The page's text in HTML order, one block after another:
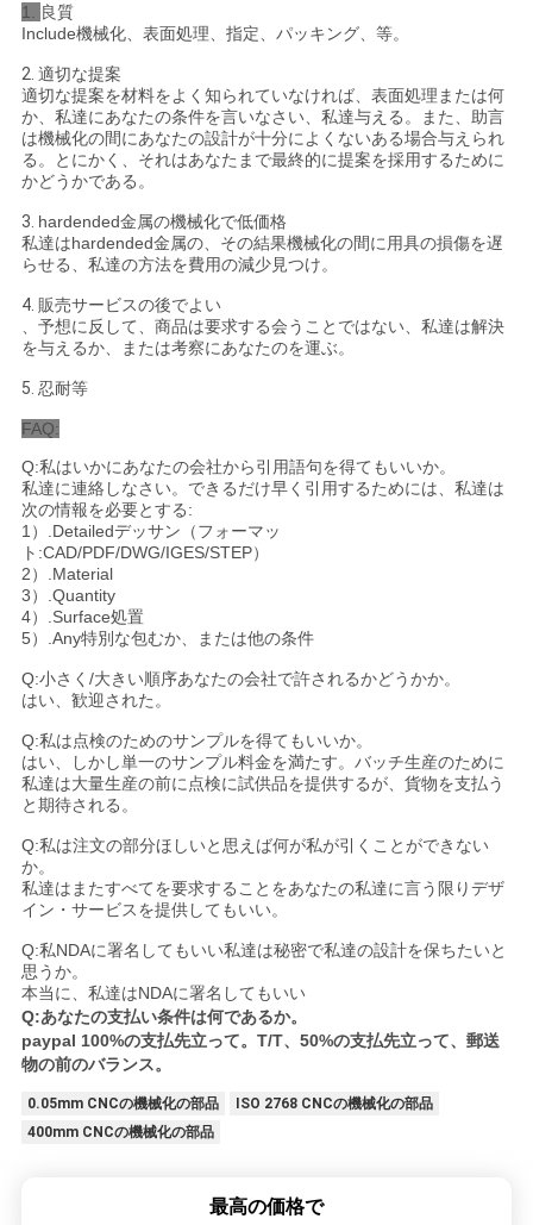
1.
良質
Include機械化、表面処理、指定、パッキング、等。
2. 適切な提案
適切な提案を材料をよく知られていなければ、表面処理または何
か、私達にあなたの条件を言いなさい、私達与える。また、助言
は機械化の間にあなたの設計が十分によくないある場合与えられ
る。とにかく、それはあなたまで最終的に提案を採用するために
かどうかである。
3. hardended金属の機械化で低価格
私達はhardended金属の、その結果機械化の間に用具の損傷を遅
らせる、私達の方法を費用の減少見つけ。
4. 販売サービスの後でよい
、予想に反して、商品は要求する会うことではない、私達は解決
を与えるか、または考察にあなたのを運ぶ。
5. 忍耐等
FAQ:
Q:私はいかにあなたの会社から引用語句を得てもいいか。
私達に連絡しなさい。できるだけ早く引用するためには、私達は
次の情報を必要とする:
1）.Detailedデッサン（フォーマッ
ト:CAD/PDF/DWG/IGES/STEP）
2）.Material
3）.Quantity
4）.Surface処置
5）.Any特別な包むか、または他の条件
Q:小さく/大きい順序あなたの会社で許されるかどうかか。
はい、歓迎された。
Q:私は点検のためのサンプルを得てもいいか。
はい、しかし単一のサンプル料金を満たす。バッチ生産のために
私達は大量生産の前に点検に試供品を提供するが、貨物を支払う
と期待される。
Q:私は注文の部分ほしいと思えば何が私が引くことができない
か。
私達はまたすべてを要求することをあなたの私達に言う限りデザ
イン・サービスを提供してもいい。
Q:私NDAに署名してもいい私達は秘密で私達の設計を保ちたいと
思うか。
本当に、私達はNDAに署名してもいい
Q:あなたの支払い条件は何であるか。
paypal 100%の支払先立って。T/T、50%の支払先立って、郵送
物の前のバランス。
0.05mm CNCの機械化の部品
ISO 2768 CNCの機械化の部品
400mm CNCの機械化の部品
最高の価格で